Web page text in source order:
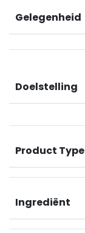
Gelegenheid
Doelstelling
Product Type
Ingrediënt